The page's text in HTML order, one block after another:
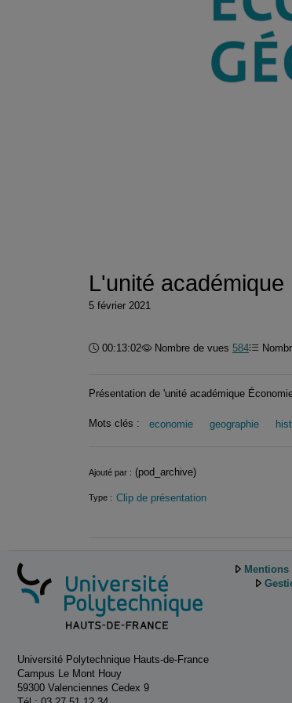
L'unité
5 février 2021
Durée :
00:13:02 Nombre de vues 584
Présentation de 'unité académique
Mots clés : economie geographie
Informations
Ajouté par : (pod_archive)
Type : Clip de présentation
Université Polytechnique Hauts-de-France
Campus Le Mont Houy
59300 Valenciennes Cedex 9
Mentions